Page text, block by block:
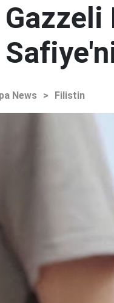
Gazzeli
News > Filistin